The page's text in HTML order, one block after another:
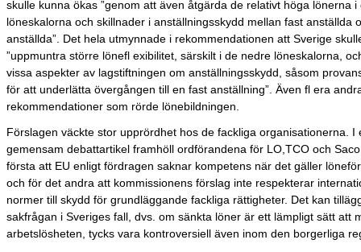
skulle kunna ökas ”genom att även åtgärda de relativt höga lönerna i
löneskalorna och skillnader i anställningsskydd mellan fast anställda
anställda”. Det hela utmynnade i rekommendationen att Sverige
”uppmuntra större lönefl exibilitet, särskilt i de nedre löneskalorna,
vissa aspekter av lagstiftningen om anställningsskydd, såsom
för att underlätta övergången till en fast anställning”. Även fl era
rekommendationer som rörde lönebildningen.
Förslagen väckte stor upprördhet hos de fackliga organisationerna. I
gemensam debattartikel framhöll ordförandena för LO,TCO och
första att EU enligt fördragen saknar kompetens när det gäller
och för det andra att kommissionens förslag inte respekterar
normer till skydd för grundläggande fackliga rättigheter. Det kan
sakfrågan i Sveriges fall, dvs. om sänkta löner är ett lämpligt sätt att
arbetslösheten, tycks vara kontroversiell även inom den borgerliga